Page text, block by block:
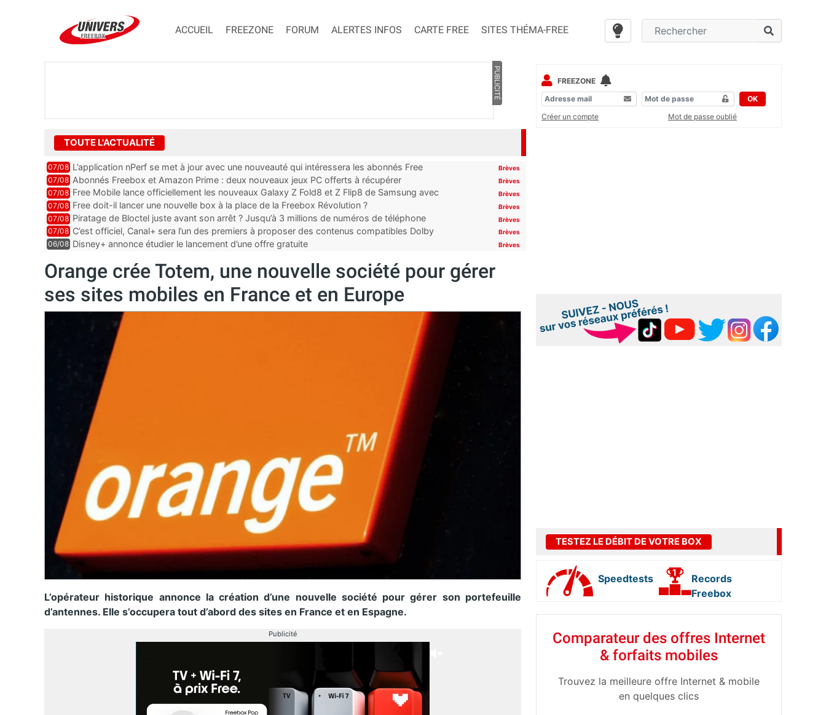
ACCUEIL FREEZONE FORUM ALERTES INFOS CARTE FREE SITES THÉMA-FREE
PUBLICITÉ
TOUTE L'ACTUALITÉ
07/08 L’application nPerf se met à jour avec une nouveauté qui intéressera les abonnés Free
Mobile, Orange, SFR ...
Brèves
07/08 Abonnés Freebox et Amazon Prime : deux nouveaux jeux PC offerts à récupérer Brèves
07/08 Free Mobile lance officiellement les nouveaux Galaxy Z Fold8 et Z Flip8 de Samsung avec
des promos et des cadeaux
Brèves
07/08 Free doit-il lancer une nouvelle box à la place de la Freebox Révolution ? Brèves
07/08 Piratage de Bloctel juste avant son arrêt ? Jusqu’à 3 millions de numéros de téléphone
auraient fuité
Brèves
07/08 C’est officiel, Canal+ sera l’un des premiers à proposer des contenus compatibles Dolby
Vision 2
Brèves
06/08 Disney+ annonce étudier le lancement d’une offre gratuite Brèves
Orange crée Totem, une nouvelle société pour gérer
ses sites mobiles en France et en Europe
L’opérateur historique annonce la création d’une nouvelle société pour gérer son portefeuille
d’antennes. Elle s’occupera tout d’abord des sites en France et en Espagne.
Publicité
FREEZONE
OK
Créer un compte
Mot de passe oublié
TESTEZ LE DÉBIT DE VOTRE BOX
Speedtests
Records
Freebox
Comparateur des offres Internet
& forfaits mobiles
Trouvez la meilleure offre Internet & mobile
en quelques clics